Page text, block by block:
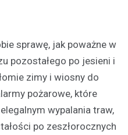
sprawę, jak poważne w
pozostałego po jesieni i
zimy i wiosny do
pożarowe, które
wypalania traw,
po zeszłorocznych